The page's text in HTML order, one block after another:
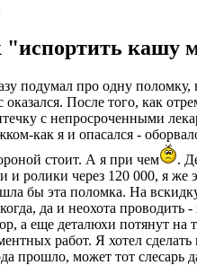
"испортить кашу
подумал про одну
После того, как
с непросроченными
как я и опасался -
стоит. А я при чем
.
и ролики через 120 000, я
бы эта поломка. На
да и неохота
а еще деталюхи потянут
работ. Я хотел
прошло, может тот слесарь